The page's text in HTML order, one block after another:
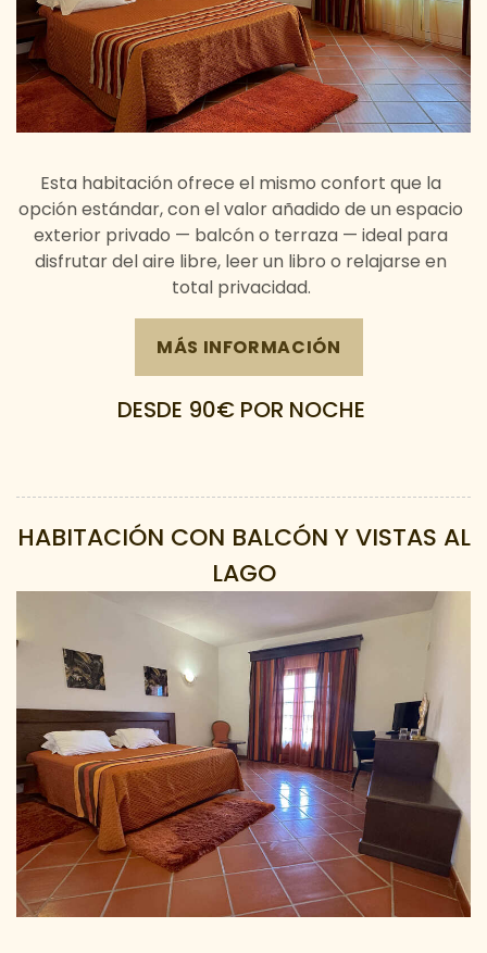
Esta habitación ofrece el mismo confort que la
opción estándar, con el valor añadido de un espacio
exterior privado — balcón o terraza — ideal para
disfrutar del aire libre, leer un libro o relajarse en
total privacidad.
MÁS INFORMACIÓN
DESDE 90€POR NOCHE
HABITACIÓN CON BALCÓN Y VISTAS AL
LAGO